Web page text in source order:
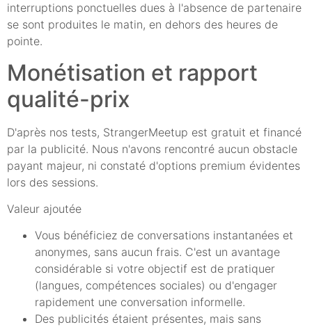
interruptions ponctuelles dues à l'absence de partenaire
se sont produites le matin, en dehors des heures de
pointe.
Monétisation et rapport
qualité-prix
D'après nos tests, StrangerMeetup est gratuit et financé
par la publicité. Nous n'avons rencontré aucun obstacle
payant majeur, ni constaté d'options premium évidentes
lors des sessions.
Valeur ajoutée
Vous bénéficiez de conversations instantanées et
anonymes, sans aucun frais. C'est un avantage
considérable si votre objectif est de pratiquer
(langues, compétences sociales) ou d'engager
rapidement une conversation informelle.
Des publicités étaient présentes, mais sans